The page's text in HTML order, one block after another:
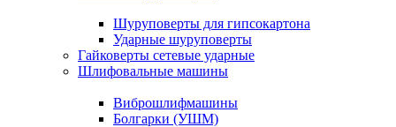
Шуруповерты для гипсокартона
Ударные шуруповерты
Гайковерты сетевые ударные
Шлифовальные машины
Виброшлифмашины
Болгарки (УШМ)